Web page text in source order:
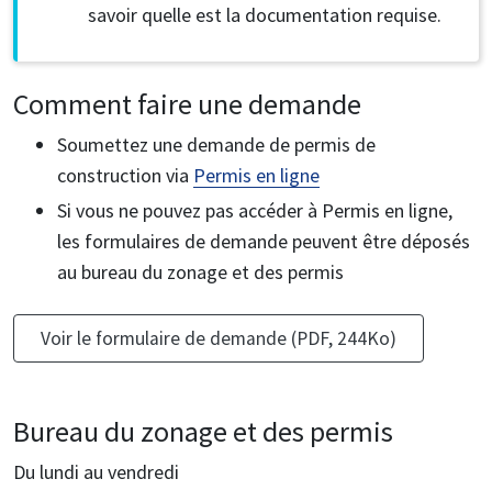
savoir quelle est la documentation requise.
Comment faire une demande
Soumettez une demande de permis de
construction via Permis en ligne
Si vous ne pouvez pas accéder à Permis en ligne,
les formulaires de demande peuvent être déposés
au bureau du zonage et des permis
Voir le formulaire de demande (PDF, 244Ko)
Bureau du zonage et des permis
Du lundi au vendredi